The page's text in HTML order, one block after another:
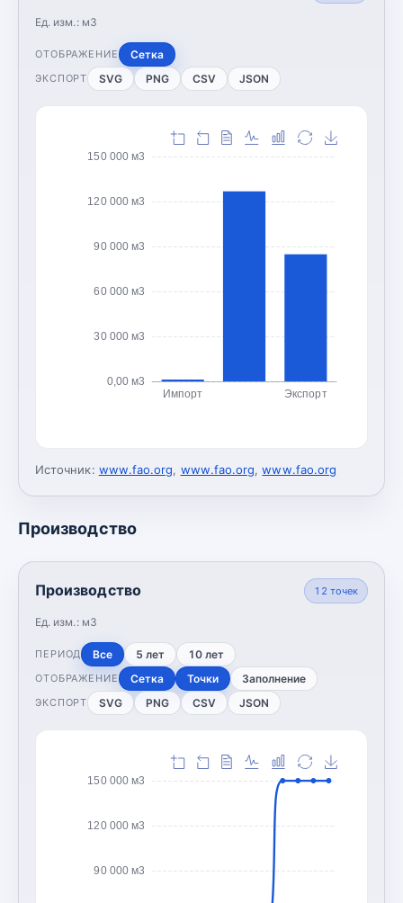
Ед. изм.: м3
ОТОБРАЖЕНИЕ Сетка
ЭКСПОРТ SVG PNG CSV JSON
0,00 м3
30 000 м3
60 000 м3
90 000 м3
120 000 м3
150 000 м3
Импорт Экспорт
Источник: www.fao.org, www.fao.org,www.fao.org
Производство
Производство
Ед. изм.: м3
12 точек
ПЕРИОД Все 5 лет 10 лет
ОТОБРАЖЕНИЕ Сетка Точки Заполнение
ЭКСПОРТ SVG PNG CSV JSON
90 000 м3
120 000 м3
150 000 м3